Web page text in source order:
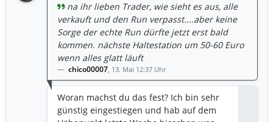
na ihr lieben Trader, wie sieht es aus, alle
verkauft und den Run verpasst....aber keine
Sorge der echte Run dürfte jetzt erst bald
kommen. nächste Haltestation um 50-60 Euro
wenn alles glatt läuft
chico00007, 13. Mai 12:37 Uhr
Woran machst du das fest? Ich bin sehr
günstig eingestiegen und hab auf dem